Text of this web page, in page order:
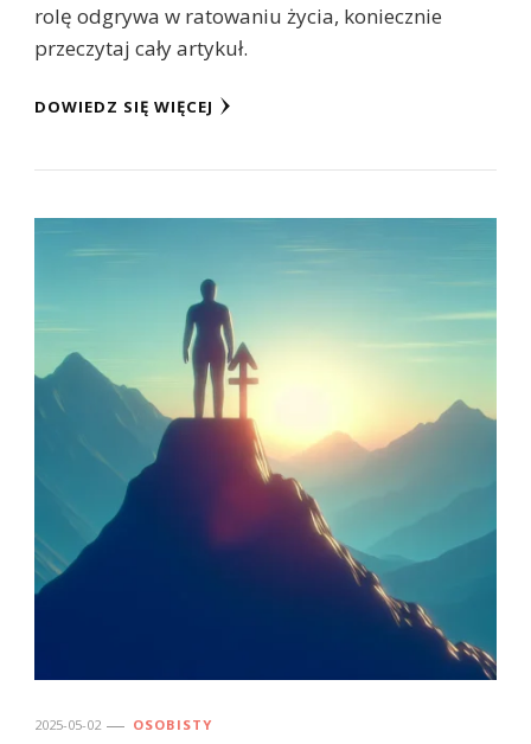
rolę odgrywa w ratowaniu życia, koniecznie
przeczytaj cały artykuł.
DOWIEDZ SIĘ WIĘCEJ
2025-05-02 OSOBISTY